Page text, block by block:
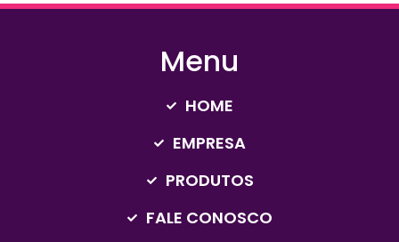
Menu
HOME
EMPRESA
PRODUTOS
FALE CONOSCO